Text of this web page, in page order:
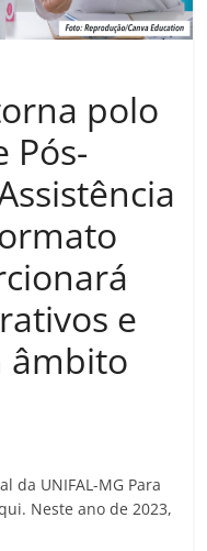
polo
Pós-
e
âmbito
da UNIFAL-MG Para
Neste ano de 2023,